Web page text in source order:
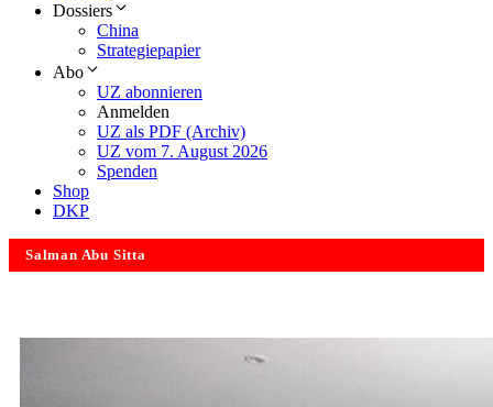
Dossiers
China
Strategiepapier
Abo
UZ abonnieren
Anmelden
UZ als PDF (Archiv)
UZ vom 7. August 2026
Spenden
Shop
DKP
Salman Abu Sitta